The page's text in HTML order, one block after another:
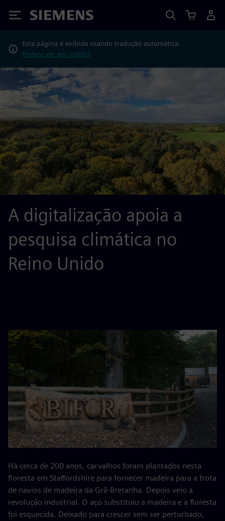
Siemens
Esta página é exibida usando tradução automática.
Prefere ver em inglês?
A digitalização apoia a
pesquisa climática no
Reino Unido
Há cerca de 200 anos, carvalhos foram plantados nesta
floresta em Staffordshire para fornecer madeira para a frota
de navios de madeira da Grã-Bretanha. Depois veio a
revolução industrial. O aço substituiu a madeira e a floresta
foi esquecida. Deixado para crescer sem ser perturbado,